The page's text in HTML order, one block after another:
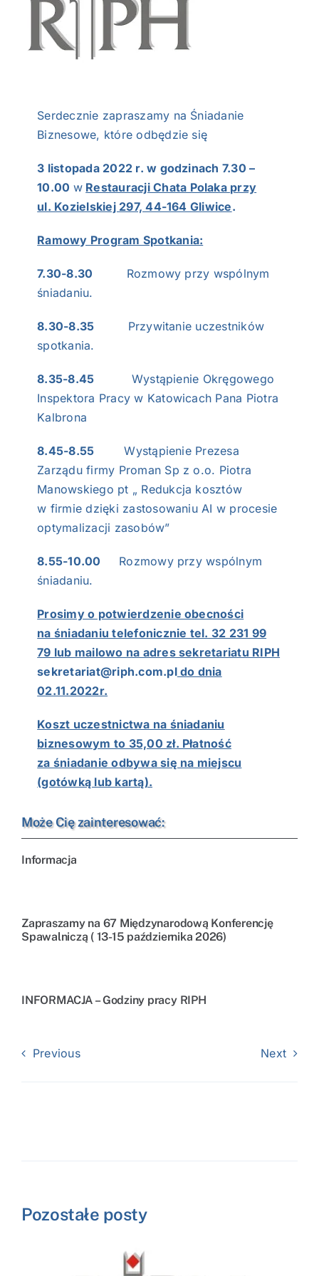
NASI EKSPERCI
GALERIA
KOMITETY
MARKA ŚLĄSKIE
KONTAKT
Serdecznie zapraszamy na Śniadanie
Biznesowe, które odbędzie się
3 listopada 2022 r. w godzinach 7.30 –
10.00 w Restauracji Chata Polaka przy
ul. Kozielskiej 297, 44-164 Gliwice.
Ramowy Program Spotkania:
7.30-8.30 Rozmowy przy wspólnym
śniadaniu.
8.30-8.35 Przywitanie uczestników
spotkania.
8.35-8.45 Wystąpienie Okręgowego
Inspektora Pracy w Katowicach Pana Piotra
Kalbrona
8.45-8.55 Wystąpienie Prezesa
Zarządu firmy Proman Sp z o.o. Piotra
Manowskiego pt „ Redukcja kosztów
w firmie dzięki zastosowaniu AI w procesie
optymalizacji zasobów”
8.55-10.00 Rozmowy przy wspólnym
śniadaniu.
Prosimy o potwierdzenie obecności
na śniadaniu telefonicznie tel. 32 231 99
79 lub mailowo na adres sekretariatu RIPH
sekretariat@riph.com.pldo dnia
02.11.2022r.
Koszt uczestnictwa na śniadaniu
biznesowym to 35,00 zł. Płatność
za śniadanie odbywa się na miejscu
(gotówką lub kartą).
Może Cię zainteresować:
Informacja
Zapraszamy na 67 Międzynarodową Konferencję
Spawalniczą ( 13-15 października 2026)
INFORMACJA – Godziny pracy RIPH
Previous Next
Pozostałe posty